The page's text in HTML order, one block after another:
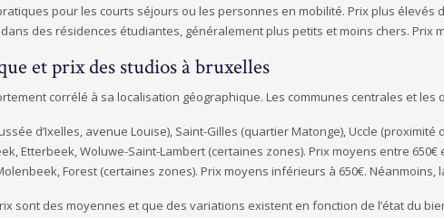
pour les courts séjours ou les personnes en mobilité. Prix plus élevés
des résidences étudiantes, généralement plus petits et moins chers. Prix
et prix des studios à bruxelles
corrélé à sa localisation géographique. Les communes centrales et
d’Ixelles, avenue Louise), Saint-Gilles (quartier Matonge), Uccle
Etterbeek, Woluwe-Saint-Lambert (certaines zones). Prix moyens entre 650€
Forest (certaines zones). Prix moyens inférieurs à 650€.
sont des moyennes et que des variations existent en fonction de l’état du